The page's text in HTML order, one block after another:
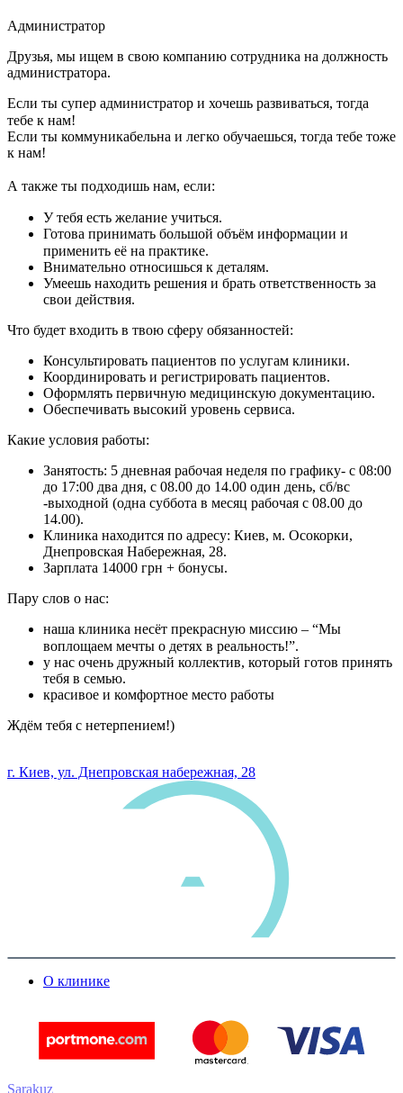
Администратор
Друзья, мы ищем в свою компанию сотрудника на должность
администратора.
Если ты супер администратор и хочешь развиваться, тогда
тебе к нам!⠀
Если ты коммуникабельна и легко обучаешься, тогда тебе тоже
к нам!
А также ты подходишь нам, если:
У тебя есть желание учиться. ⠀
Готова принимать большой объём информации и
применить её на практике.⠀
Внимательно относишься к деталям.
Умеешь находить решения и брать ответственность за
свои действия.
Что будет входить в твою сферу обязанностей:
Консультировать пациентов по услугам клиники.
Координировать и регистрировать пациентов.
Оформлять первичную медицинскую документацию.
Обеспечивать высокий уровень сервиса.
Какие условия работы:
Занятость: 5 дневная рабочая неделя по графику- с 08:00
до 17:00 два дня, с 08.00 до 14.00 один день, сб/вс
-выходной (одна суббота в месяц рабочая с 08.00 до
14.00).
Клиника находится по адресу: Киев, м. Осокорки,
Днепровская Набережная, 28.
Зарплата 14000 грн + бонусы.
Пару слов о нас:
наша клиника несёт прекрасную миссию – “Мы
воплощаем мечты о детях в реальность!”.⠀
у нас очень дружный коллектив, который готов принять
тебя в семью.
красивое и комфортное место работы
Ждём тебя с нетерпением!)
г. Киев, ул. Днепровская набережная, 28
О клинике
Sarakuz